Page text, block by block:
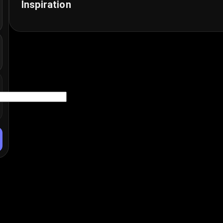
Stil wählen, Idee teilen und mit einem Klick filmische
Inspiration